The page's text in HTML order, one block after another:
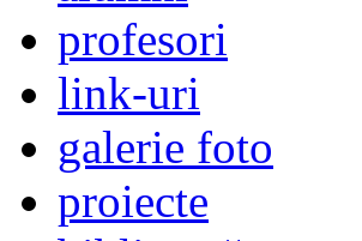
profesori
link-uri
galerie foto
proiecte